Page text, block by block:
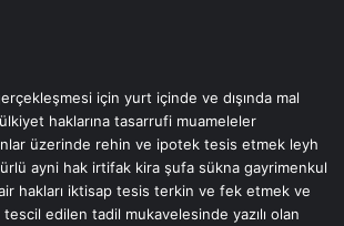
için yurt içinde ve dışında mal
haklarına tasarrufi muameleler
üzerinde rehin ve ipotek tesis etmek leyh
ayni hak irtifak kira şufa sükna gayrimenkul
hakları iktisap tesis terkin ve fek etmek ve
edilen tadil mukavelesinde yazılı olan